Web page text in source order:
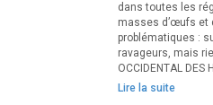
dans toutes les
masses d’œufs et
problématiques :
ravageurs, mais
OCCIDENTAL DES
Lire la suite